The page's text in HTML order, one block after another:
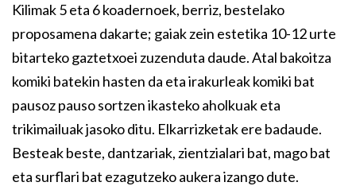
Kilimak 5 eta 6 koadernoek, berriz, bestelako
proposamena dakarte; gaiak zein estetika 10-12 urte
bitarteko gaztetxoei zuzenduta daude. Atal bakoitza
komiki batekin hasten da eta irakurleak komiki bat
pausoz pauso sortzen ikasteko aholkuak eta
trikimailuak jasoko ditu. Elkarrizketak ere badaude.
Besteak beste, dantzariak, zientzialari bat, mago bat
eta surflari bat ezagutzeko aukera izango dute.